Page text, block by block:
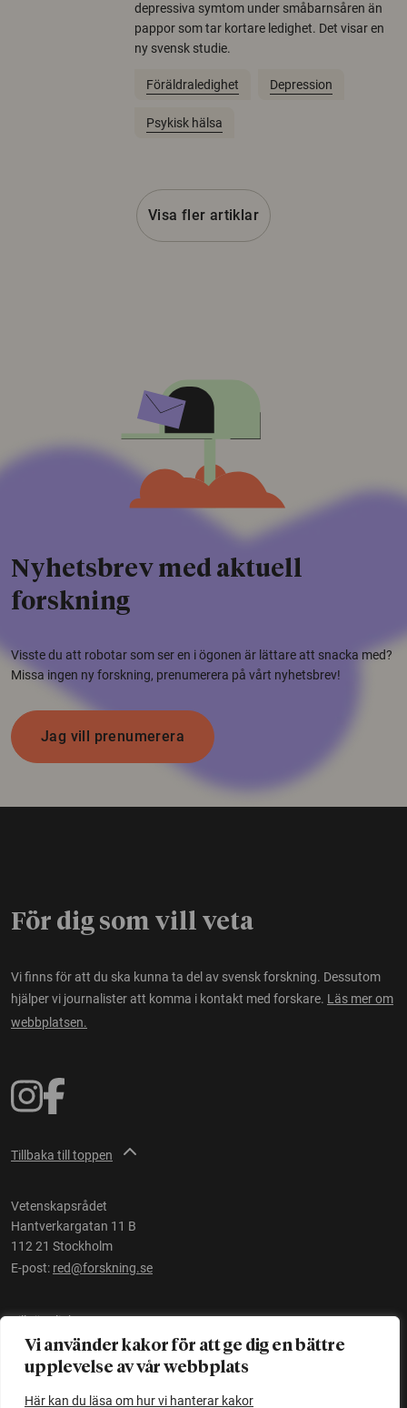
Vi använder kakor för att ge dig en bättre
upplevelse av vår webbplats
Här kan du läsa om hur vi hanterar kakor
depressiva symtom under småbarnsåren än
pappor som tar kortare ledighet. Det visar en
ny svensk studie.
Föräldraledighet Depression
Psykisk hälsa
Visa fler artiklar
Nyhetsbrev med aktuell
forskning
Visste du att robotar som ser en i ögonen är lättare att snacka med?
Missa ingen ny forskning, prenumerera på vårt nyhetsbrev!
Jag vill prenumerera
För dig som vill veta
Vi finns för att du ska kunna ta del av svensk forskning. Dessutom
hjälper vi journalister att komma i kontakt med forskare. Läs mer om
webbplatsen.
Tillbaka till toppen
Vetenskapsrådet
Hantverkargatan 11 B
112 21 Stockholm
E-post: red@forskning.se
Tillgänglighet
Ett initiativ avVetenskapsrådet